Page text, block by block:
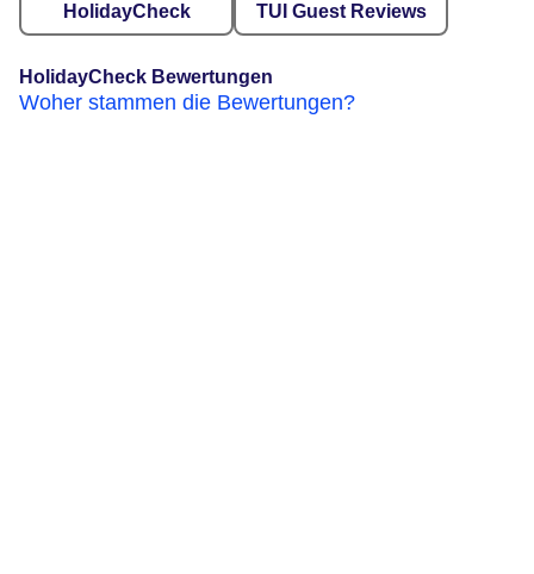
HolidayCheck TUI Guest Reviews
HolidayCheck Bewertungen
Woher stammen die Bewertungen?